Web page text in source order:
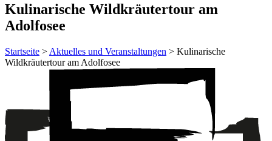
Kulinarische Wildkräutertour am
Adolfosee
Startseite > Aktuelles und Veranstaltungen > Kulinarische
Wildkräutertour am Adolfosee